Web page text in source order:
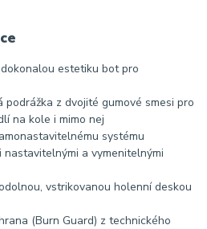
estetiku bot pro
z dvojité gumové smesi pro
na kole i mimo nej
systému
a vymenitelnými
vstrikovanou holenní deskou
(Burn Guard) z technického